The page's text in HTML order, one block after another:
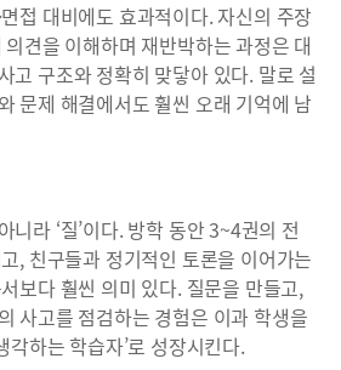
접 대비에도 효과적이다. 자신의 주장
견을 이해하며 재반박하는 과정은 대
고 구조와 정확히 맞닿아 있다. 말로 설
문제 해결에서도 훨씬 오래 기억에 남
니라 ‘질’이다. 방학 동안 3~4권의 전
, 친구들과 정기적인 토론을 이어가는
보다 훨씬 의미 있다. 질문을 만들고,
사고를 점검하는 경험은 이과 학생을
각하는 학습자’로 성장시킨다.